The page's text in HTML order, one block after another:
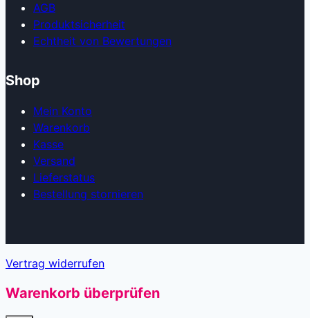
AGB
Produkt­sicherheit
Echtheit von Bewertungen
Shop
Mein Konto
Warenkorb
Kasse
Versand
Lieferstatus
Bestellung stornieren
Vertrag widerrufen
Warenkorb überprüfen